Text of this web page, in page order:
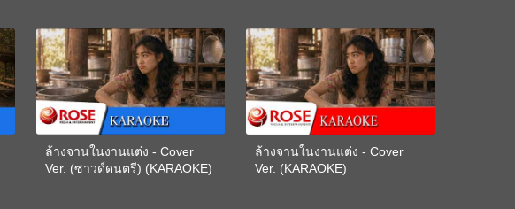
ล้างจานในงานแต่ง - Cover
Ver. (ซาวด์ดนตรี) (KARAOKE)
ล้างจานในงานแต่ง - Cover
Ver. (KARAOKE)